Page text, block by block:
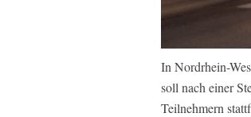
In Nordrhein-
soll nach einer
Teilnehmern